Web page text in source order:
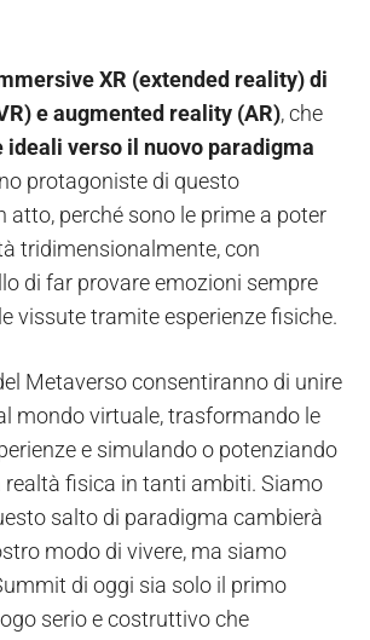
XR (extended reality) di
e augmented reality (AR), che
ideali verso il nuovo paradigma
protagoniste di questo
atto, perché sono le prime a poter
tridimensionalmente, con
di far provare emozioni sempre
vissute tramite esperienze fisiche.
Metaverso consentiranno di unire
mondo virtuale, trasformando le
e simulando o potenziando
realtà fisica in tanti ambiti. Siamo
salto di paradigma cambierà
modo di vivere, ma siamo
di oggi sia solo il primo
serio e costruttivo che